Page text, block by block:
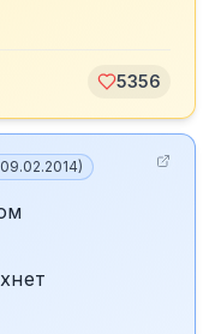
5356
09.02.2014)